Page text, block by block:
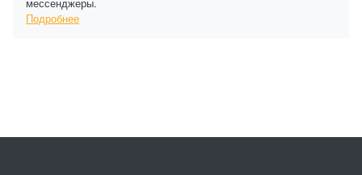
мессенджеры.
Подробнее